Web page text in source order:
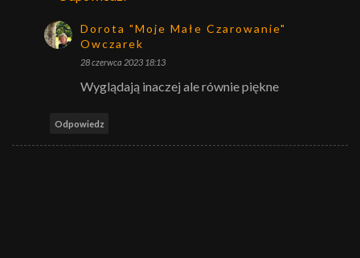
Dorota "Moje Małe Czarowanie"
Owczarek
28 czerwca 2023 18:13
Wyglądają inaczej ale równie piękne
Odpowiedz